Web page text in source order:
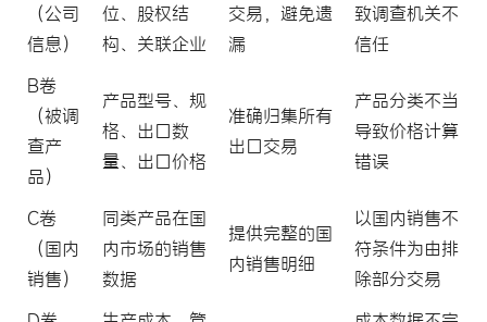
（公司
信息）
位、股权结
构、关联企业
交易，避免遗
漏
致调查机关不
信任
B卷
（被调
查产
品）
产品型号、规
格、出口数
量、出口价格
准确归集所有
出口交易
产品分类不当
导致价格计算
错误
C卷
（国内
销售）
同类产品在国
内市场的销售
数据
提供完整的国
内销售明细
以国内销售不
符条件为由排
除部分交易